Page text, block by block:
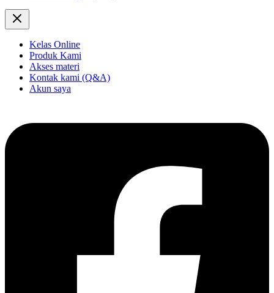
Kelas Online
Produk Kami
Akses materi
Kontak kami (Q&A)
Akun saya